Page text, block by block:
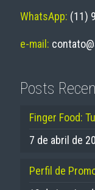
WhatsApp: (11)
e-mail:
Posts
Finger Food:
7 de abril de
Perfil de